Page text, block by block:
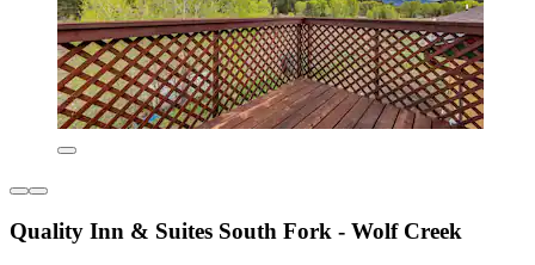
Quality Inn & Suites South Fork - Wolf Creek